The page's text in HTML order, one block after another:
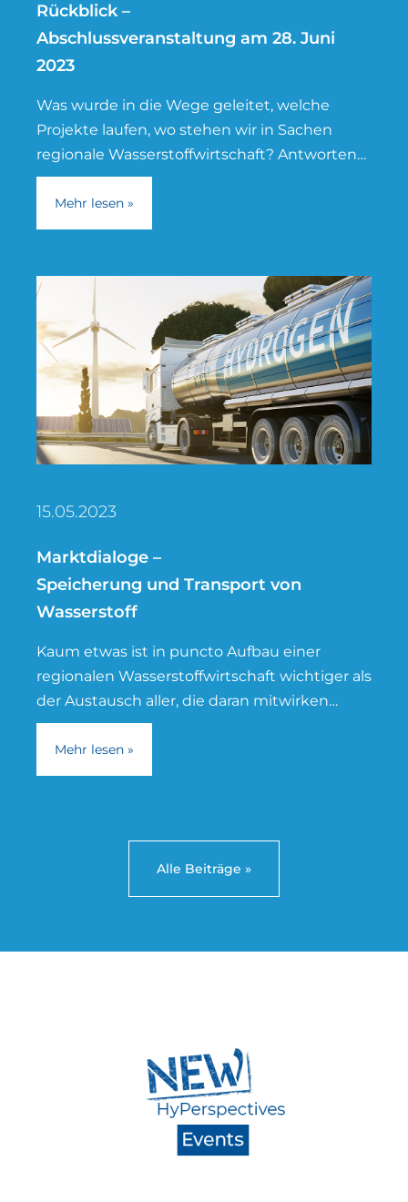
Rückblick –
Abschlussveranstaltung am 28. Juni
2023
Was wurde in die Wege geleitet, welche
Projekte laufen, wo stehen wir in Sachen
regionale Wasserstoffwirtschaft? Antworten
darauf gibt die Abschlussveranstaltung zum
Ende der HyExpert-Phase
Mehr lesen »
15.05.2023
Marktdialoge –
Speicherung und Transport von
Wasserstoff
Kaum etwas ist in puncto Aufbau einer
regionalen Wasserstoffwirtschaft wichtiger als
der Austausch aller, die daran mitwirken
wollen. Optimal dafür geeignet sind die
Marktdialoge, die
Mehr lesen »
Alle Beiträge »